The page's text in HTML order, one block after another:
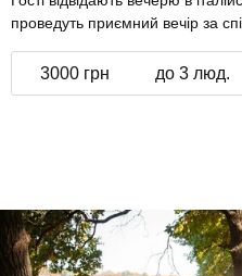
проведуть приємний вечір за
3000 грн до 3 люд.